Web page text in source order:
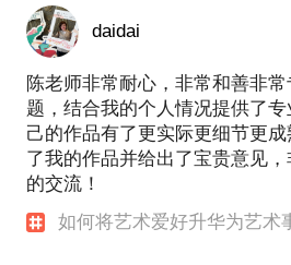
daidai
陈老师非常耐心，非常和善非
题，结合我的个人情况提供了
己的作品有了更实际更细节更
了我的作品并给出了宝贵意见
的交流！
如何将艺术爱好升华为艺术